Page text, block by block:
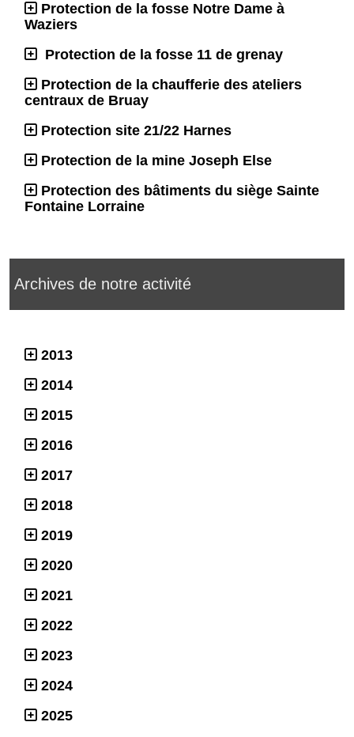
Protection de la fosse Notre Dame à
Waziers
Protection de la fosse 11 de grenay
Protection de la chaufferie des ateliers
centraux de Bruay
Protection site 21/22 Harnes
Protection de la mine Joseph Else
Protection des bâtiments du siège Sainte
Fontaine Lorraine
Archives de notre activité
2013
2014
2015
2016
2017
2018
2019
2020
2021
2022
2023
2024
2025